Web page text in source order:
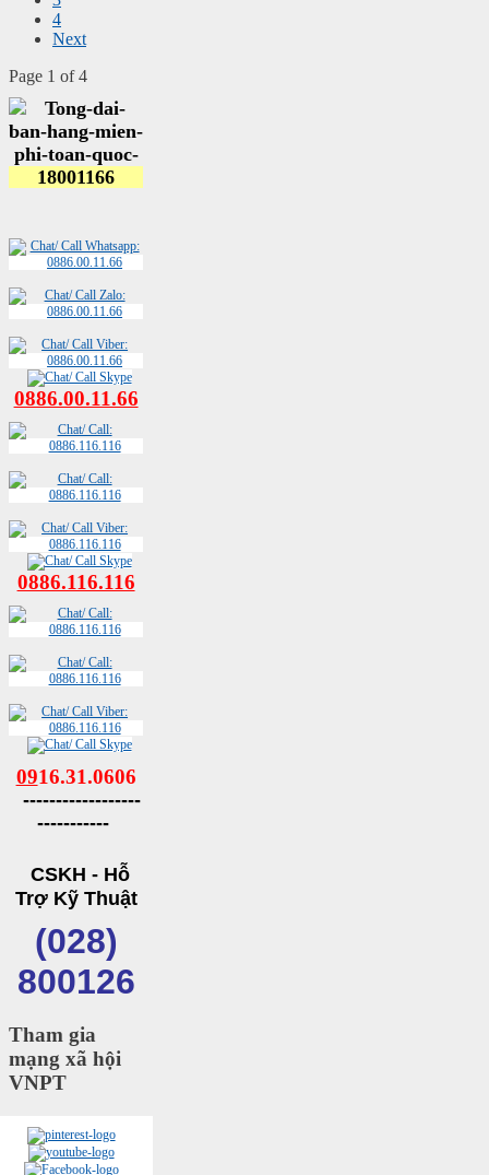
4
Next
Page 1 of 4
0886.00.11.66
0886.116.116
0916.31.0606
------------------
-----------
CSKH - Hỗ
Trợ Kỹ Thuật
(028)
800126
Tham gia
mạng xã hội
VNPT